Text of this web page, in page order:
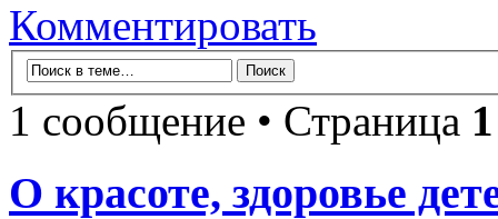
Комментировать
1 сообщение • Страница 1
О красоте, здоровье